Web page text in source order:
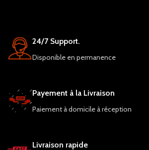
24/7 Support.
Disponible en permanence
Payement à la Livraison
Paiement à domicile à réception
Livraison rapide